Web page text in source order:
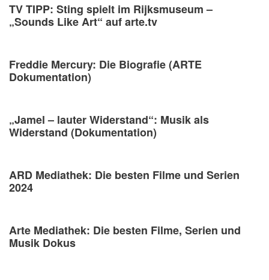
TV TIPP: Sting spielt im Rijksmuseum –
„Sounds Like Art“ auf arte.tv
Freddie Mercury: Die Biografie (ARTE
Dokumentation)
„Jamel – lauter Widerstand“: Musik als
Widerstand (Dokumentation)
ARD Mediathek: Die besten Filme und Serien
2024
Arte Mediathek: Die besten Filme, Serien und
Musik Dokus